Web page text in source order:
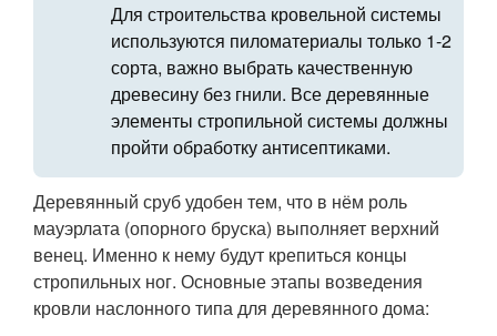
Для строительства кровельной системы
используются пиломатериалы только 1-2
сорта, важно выбрать качественную
древесину без гнили. Все деревянные
элементы стропильной системы должны
пройти обработку антисептиками.
Деревянный сруб удобен тем, что в нём роль
мауэрлата (опорного бруска) выполняет верхний
венец. Именно к нему будут крепиться концы
стропильных ног. Основные этапы возведения
кровли наслонного типа для деревянного дома: